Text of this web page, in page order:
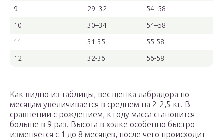
9 29–32 54–58
10 30–34 54–58
11 31-35 55-58
12 32-36 56-58
Как видно из таблицы, вес щенка лабрадора по
месяцам увеличивается в среднем на 2-2,5 кг. В
сравнении с рождением, к году масса становится
больше в 9 раз. Высота в холке особенно быстро
изменяется с 1 до 8 месяцев, после чего происходит